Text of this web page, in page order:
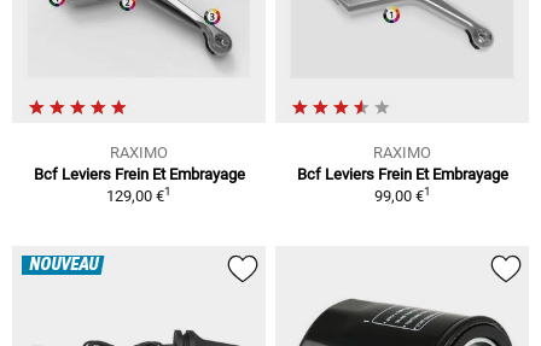
RAXIMO
Bcf Leviers Frein Et Embrayage
129,00 €1
RAXIMO
Bcf Leviers Frein Et Embrayage
99,00 €1
NOUVEAU